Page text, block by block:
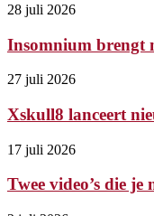
28 juli 2026
Insomnium brengt
27 juli 2026
Xskull8 lanceert
17 juli 2026
Twee video’s die je